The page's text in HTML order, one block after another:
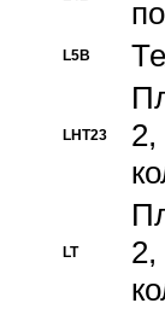
L5B
LHT23
LT